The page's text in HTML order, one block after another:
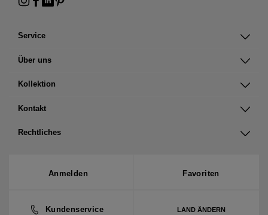
Service
Über uns
Kollektion
Kontakt
Rechtliches
Anmelden Favoriten
Kundenservice LAND ÄNDERN